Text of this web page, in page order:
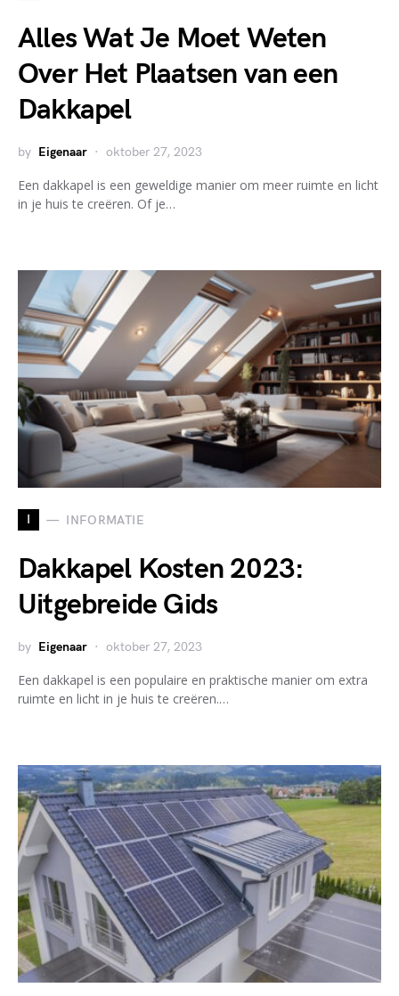
Alles Wat Je Moet Weten
Over Het Plaatsen van een
Dakkapel
by Eigenaar oktober 27, 2023
Een dakkapel is een geweldige manier om meer ruimte en licht
in je huis te creëren. Of je…
I INFORMATIE
Dakkapel Kosten 2023:
Uitgebreide Gids
by Eigenaar oktober 27, 2023
Een dakkapel is een populaire en praktische manier om extra
ruimte en licht in je huis te creëren.…